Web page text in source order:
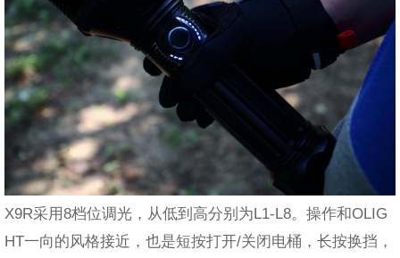
X9R采用8档位调光，从低到高分别为L1-L8。操作和OLIG
HT一向的风格接近，也是短按打开/关闭电桶，长按换挡，